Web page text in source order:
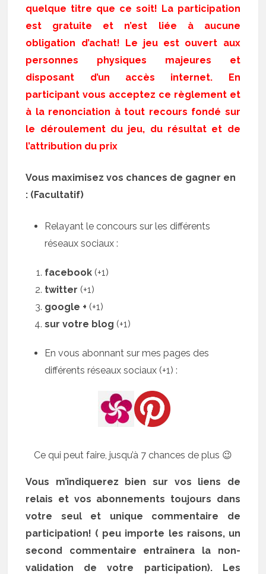
quelque titre que ce soit! La participation
est gratuite et n’est liée à aucune
obligation d’achat! Le jeu est ouvert aux
personnes physiques majeures et
disposant d’un accès internet. En
participant vous acceptez ce règlement et
à la renonciation à tout recours fondé sur
le déroulement du jeu, du résultat et de
l’attribution du prix
Vous maximisez vos chances de gagner en
: (Facultatif)
Relayant le concours sur les différents
réseaux sociaux :
facebook (+1)
twitter (+1)
google + (+1)
sur votre blog (+1)
En vous abonnant sur mes pages des
différents réseaux sociaux (+1) :
Ce qui peut faire, jusqu’à 7 chances de plus 😉
Vous m’indiquerez bien sur vos liens de
relais et vos abonnements toujours dans
votre seul et unique commentaire de
participation! ( peu importe les raisons, un
second commentaire entraînera la non-
validation de votre participation). Les